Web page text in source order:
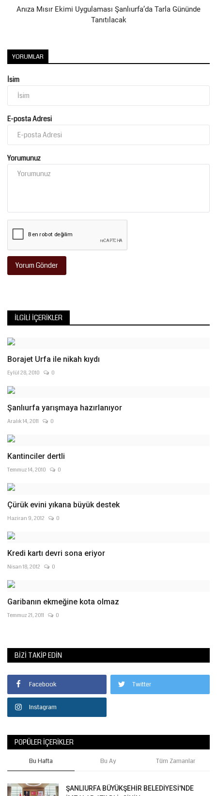
Anıza Mısır Ekimi Uygulaması Şanlıurfa’da Tarla Gününde
Tanıtılacak
YORUMLAR
İsim
E-posta Adresi
Yorumunuz
Yorum Gönder
İLGILI İÇERIKLER
Borajet Urfa ile nikah kıydı
Eylül 28, 2010 0
Şanlıurfa yarışmaya hazırlanıyor
Aralık 14, 2011 0
Kantinciler dertli
Temmuz 14, 2010 0
Çürük evini yıkana büyük destek
Haziran 9, 2012 0
Kredi kartı devri sona eriyor
Nisan 18, 2012 0
Garibanın ekmeğine kota olmaz
Temmuz 21, 2011 0
BIZI TAKIP EDIN
Facebook Twitter
Instagram
POPÜLER İÇERIKLER
Bu Hafta Bu Ay Tüm Zamanlar
ŞANLIURFA BÜYÜKŞEHİR BELEDİYESİ'NDE